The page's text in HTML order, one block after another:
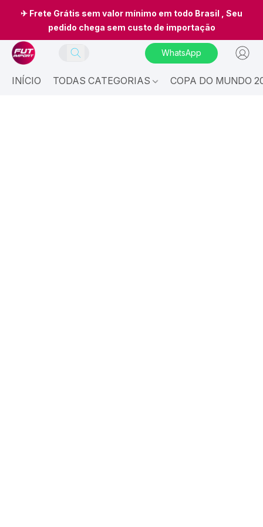
✈ Frete Grátis sem valor mínimo em todo Brasil , Seu
pedido chega sem custo de importação
WhatsApp
INÍCIO TODAS CATEGORIAS COPA DO MUNDO